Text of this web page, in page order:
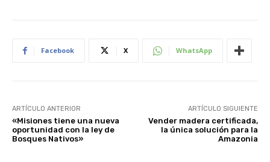
Facebook X WhatsApp
ARTÍCULO ANTERIOR
«Misiones tiene una nueva
oportunidad con la ley de
Bosques Nativos»
ARTÍCULO SIGUIENTE
Vender madera certificada,
la única solución para la
Amazonia